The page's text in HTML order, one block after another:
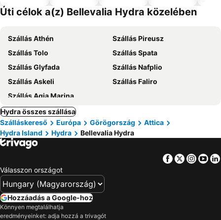
Úti célok a(z) Bellevalia Hydra közelében
Szállás Athén
Szállás Pireusz
Szállás Tolo
Szállás Spata
Szállás Glyfada
Szállás Nafplio
Szállás Askeli
Szállás Faliro
Szállás Agia Marina
Hydra összes szállása
Szálláskereső
Európa Görögország
Attica
Hydra Island
Hydra Bellevalia Hydra
Facebook
Twitter
Válasszon országot
Hozzáadás a Google-hoz
Könnyen megtalálhatja
eredményeinket: adja hozzá a trivagót